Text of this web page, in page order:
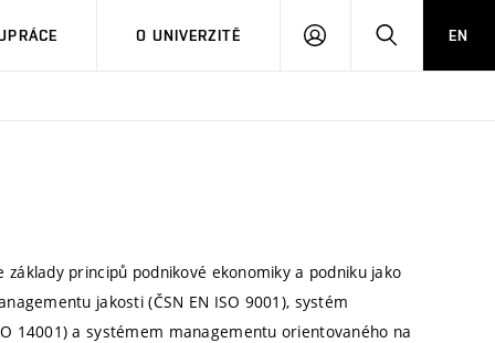
O UNIVERZITĚ
PŘIHLÁSIT HLEDATEN
principů podnikové ekonomiky a podniku jako
jakosti (ČSN EN ISO 9001), systém
14001) a systémem managementu orientovaného na